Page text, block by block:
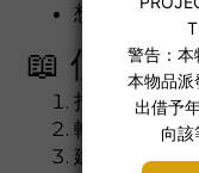
想提升快感
📖 使用方
打開瓶蓋，
輕柔按摩至吸
建議於前戲